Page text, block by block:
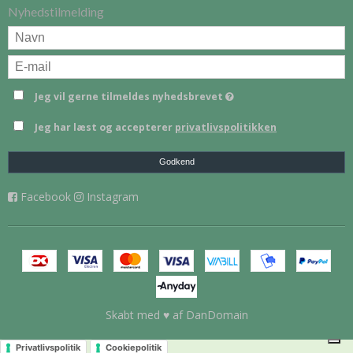
Nyhedstilmelding
Jeg vil gerne tilmeldes nyhedsbrevet
Jeg har læst og accepterer privatlivspolitikken
Godkend
Facebook Instagram
Skabt med ♥ af DanDomain
Privatlivspolitik Cookiepolitik